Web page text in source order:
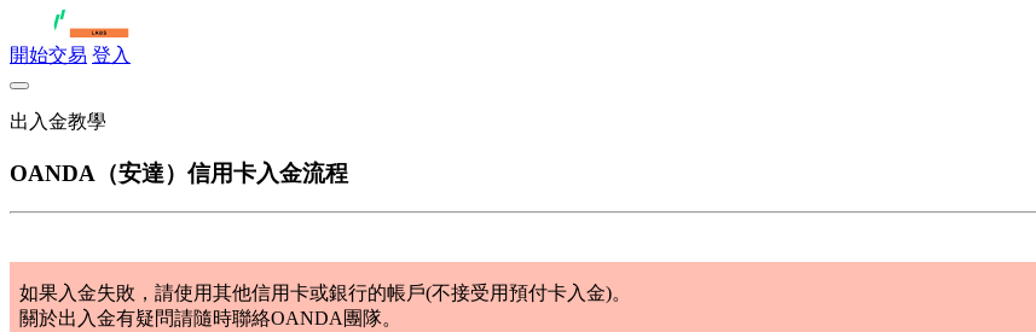
開始交易 登入
出入金教學
OANDA（安達）信用卡入金流程
如果入金失敗，請使用其他信用卡或銀行的帳戶(不接受用預付卡入金)。
關於出入金有疑問請隨時聯絡OANDA團隊。